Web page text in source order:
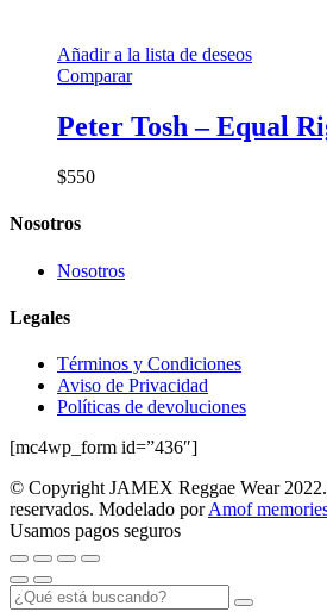
Añadir a la lista de deseos
Comparar
Peter Tosh – Equal
$550
Nosotros
Nosotros
Legales
Términos y Condiciones
Aviso de Privacidad
Políticas de devoluciones
[mc4wp_form id=”436″]
© Copyright JAMEX Reggae Wear 2022.
reservados. Modelado porAmof
Usamos pagos seguros